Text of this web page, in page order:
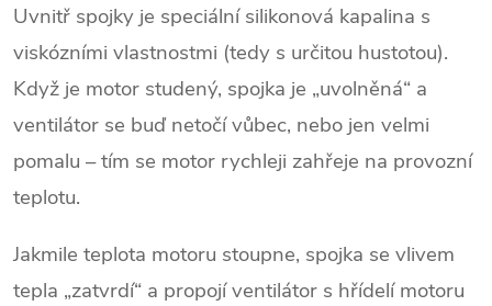
Uvnitř spojky je speciální silikonová kapalina s
viskózními vlastnostmi (tedy s určitou hustotou).
Když je motor studený, spojka je „uvolněná“ a
ventilátor se buď netočí vůbec, nebo jen velmi
pomalu – tím se motor rychleji zahřeje na provozní
teplotu.
Jakmile teplota motoru stoupne, spojka se vlivem
tepla „zatvrdí“ a propojí ventilátor s hřídelí motoru